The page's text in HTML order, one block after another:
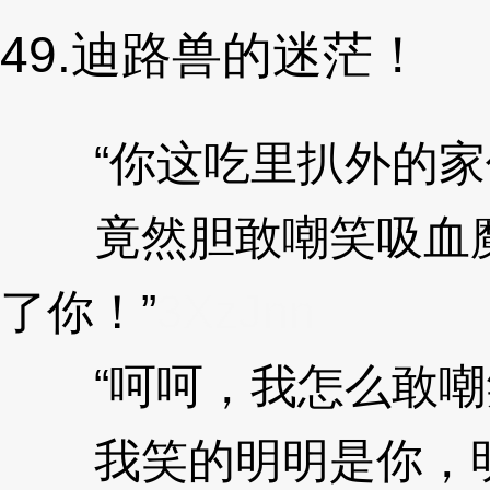
49.迪路兽的迷茫！
“你这吃里扒外的家
竟然胆敢嘲笑吸血
了你！”
“呵呵，我怎么敢嘲
我笑的明明是你，